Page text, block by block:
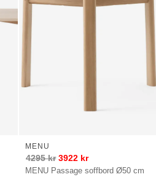
MENU Passage soffbord Ø50 cm
MENU
4295kr 3922 kr